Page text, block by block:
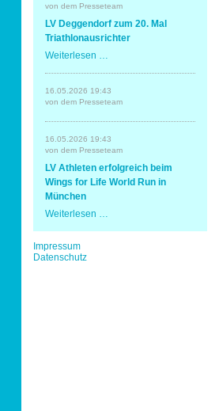
Erding
Spaß
und
von dem Presseteam
LV Deggendorf zum 20. Mal
Triathlonausrichter
Weiterlesen …
zum
20.
Mal
16.05.2026 19:43
von dem Presseteam
16.05.2026 19:43
von dem Presseteam
LV Athleten erfolgreich beim
Wings for Life World Run in
München
Weiterlesen …
Navigation
überspringen
Impressum
Datenschutz
Sportabzeichen
Tempo & Gymnastik